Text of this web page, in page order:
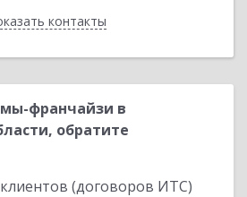
контакты
Назад
франчайзи в
обратите
(договоров ИТС)